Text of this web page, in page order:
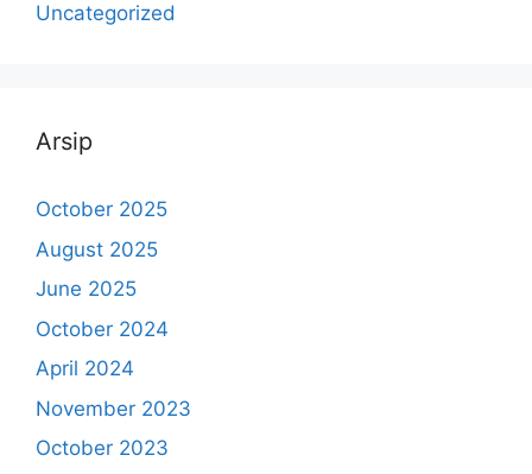
Uncategorized
Arsip
October 2025
August 2025
June 2025
October 2024
April 2024
November 2023
October 2023